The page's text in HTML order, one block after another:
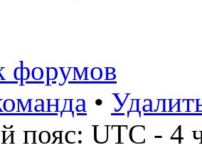
форумов
•
пояс: UTC - 4